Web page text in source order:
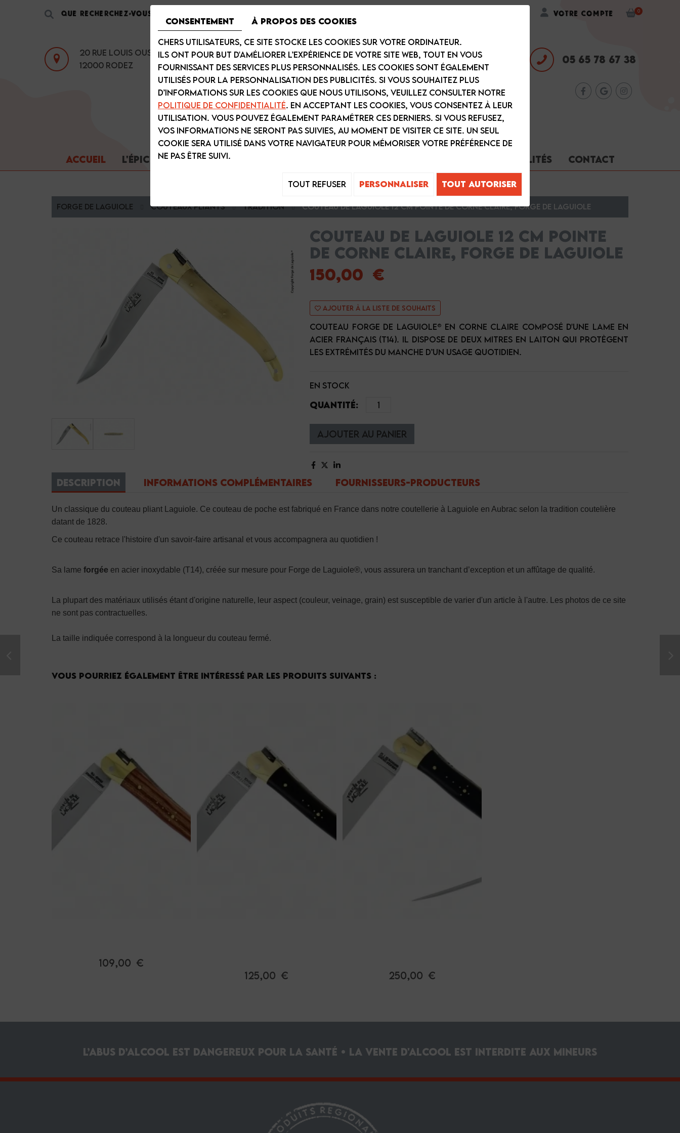
Votre compte 0
20 Rue Louis Oustry
12000 Rodez 05 65 78 67 38
ACCUEIL L'ÉPICERIE FORGE DE LAGUIOLE ACTUALITÉS CONTACT
Forge de Laguiole Couteaux pliants Tradition Couteau de Laguiole 12 cm pointe de corne claire, Forge de Laguiole
COUTEAU DE LAGUIOLE 12 CM POINTE
DE CORNE CLAIRE, FORGE DE LAGUIOLE
150,00 €
Ajouter à la liste de souhaits
Couteau Forge de Laguiole® en Corne claire composé d'une lame en
acier Français (T14). Il dispose de deux mitres en laiton qui protègent
les extrémités du manche d’un usage quotidien.
en stock
Quantité:
Ajouter au panier
DESCRIPTION INFORMATIONS COMPLÉMENTAIRES FOURNISSEURS-PRODUCTEURS
Un classique du couteau pliant Laguiole. Ce couteau de poche est fabriqué en France dans notre coutellerie à Laguiole en Aubrac selon la tradition coutelière
datant de 1828.
Ce couteau retrace l'histoire d'un savoir-faire artisanal et vous accompagnera au quotidien !
Sa lame forgée en acier inoxydable (T14), créée sur mesure pour Forge de Laguiole®, vous assurera un tranchant d’exception et un affûtage de qualité.
La plupart des matériaux utilisés étant d'origine naturelle, leur aspect (couleur, veinage, grain) est susceptible de varier d'un article à l'autre. Les photos de ce site
ne sont pas contractuelles.
La taille indiquée correspond à la longueur du couteau fermé.
Vous pourriez également être intéressé par les produits suivants :
109,00 €
125,00 € 250,00 €
L’abus d’alcool est dangereux pour la santé • La vente d'alcool est interdite aux mineurs
Consentement À propos des cookies
Chers utilisateurs, ce site stocke les cookies sur votre ordinateur.
Ils ont pour but d'améliorer l’expérience de votre site Web, tout en vous
fournissant des services plus personnalisés. Les cookies sont également
utilisés pour la personnalisation des publicités. Si vous souhaitez plus
d’informations sur les cookies que nous utilisons, veuillez consulter notre
Politique de confidentialité. En acceptant les cookies, vous consentez à leur
utilisation. Vous pouvez également paramétrer ces derniers. Si vous refusez,
vos informations ne seront pas suivies, au moment de visiter ce site. Un seul
cookie sera utilisé dans votre navigateur pour mémoriser votre préférence de
ne pas être suivi.
Tout refuser Personnaliser Tout autoriser